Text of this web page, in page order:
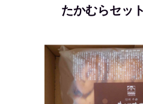
たかむらセッ